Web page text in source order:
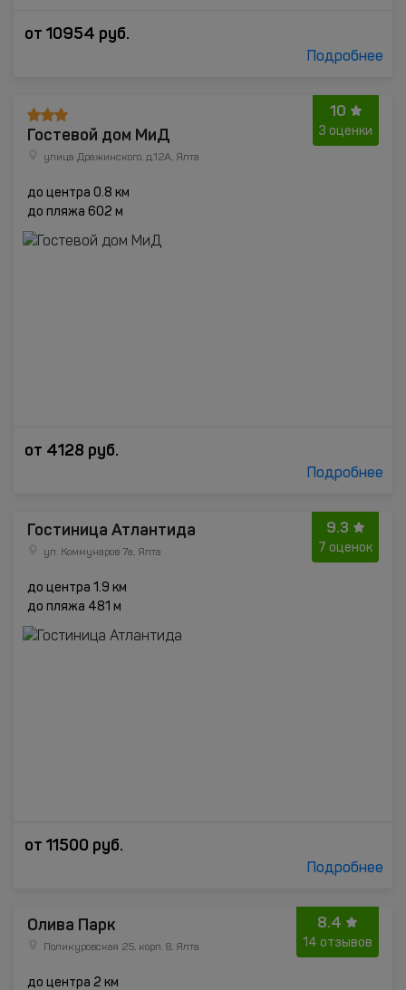
от 10954 руб.
Подробнее
10
3 оценки
Гостевой дом МиД
улица Дражинского, д.12А, Ялта
до центра 0.8 км
до пляжа 602 м
от 4128 руб.
Подробнее
9.3
7 оценок
Гостиница Атлантида
ул. Коммунаров 7а, Ялта
до центра 1.9 км
до пляжа 481 м
от 11500 руб.
Подробнее
8.4
14 отзывов
Олива Парк
Поликуровская 25, корп. 8, Ялта
до центра 2 км